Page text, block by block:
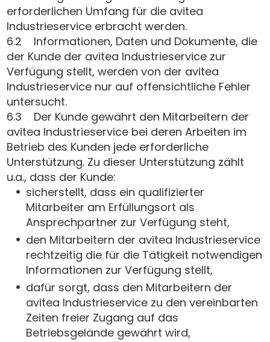
erforderlichen Umfang für die avitea
Industrieservice erbracht werden.
6.2 Informationen, Daten und Dokumente, die
der Kunde der avitea Industrieservice zur
Verfügung stellt, werden von der avitea
Industrieservice nur auf offensichtliche Fehler
untersucht.
6.3 Der Kunde gewährt den Mitarbeitern der
avitea Industrieservice bei deren Arbeiten im
Betrieb des Kunden jede erforderliche
Unterstützung. Zu dieser Unterstützung zählt
u.a., dass der Kunde:
sicherstellt, dass ein qualifizierter
Mitarbeiter am Erfüllungsort als
Ansprechpartner zur Verfügung steht,
den Mitarbeitern der avitea Industrieservice
rechtzeitig die für die Tätigkeit notwendigen
Informationen zur Verfügung stellt,
dafür sorgt, dass den Mitarbeitern der
avitea Industrieservice zu den vereinbarten
Zeiten freier Zugang auf das
Betriebsgelände gewährt wird,